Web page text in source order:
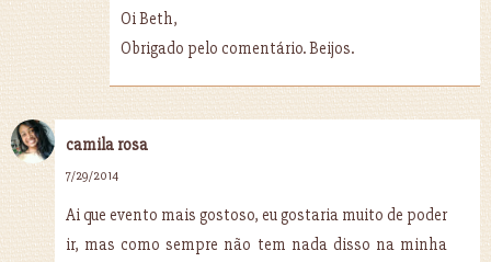
Oi Beth,
Obrigado pelo comentário. Beijos.
camila rosa
7/29/2014
Ai que evento mais gostoso, eu gostaria muito de poder
ir, mas como sempre não tem nada disso na minha